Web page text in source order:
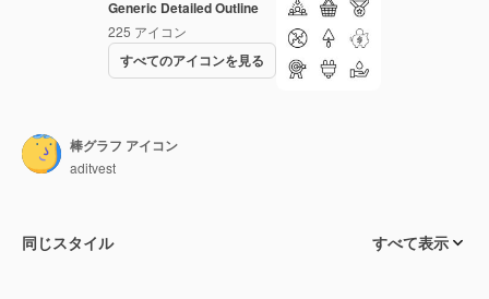
Generic Detailed Outline
225 アイコン
すべてのアイコンを見る
棒グラフ アイコン
aditvest
同じスタイル すべて表示